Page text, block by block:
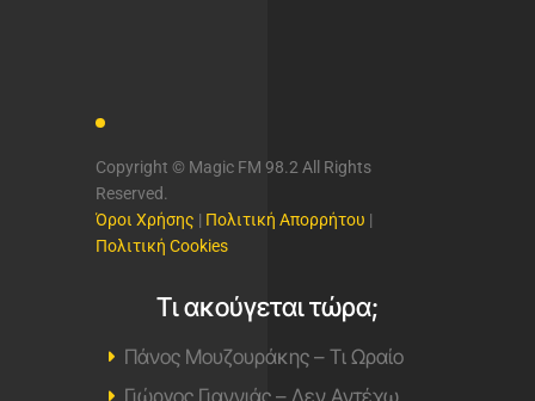
Copyright © Magic FM 98.2 All Rights
Reserved.
Όροι Χρήσης | Πολιτική Απορρήτου |
Πολιτική Cookies
Τι ακούγεται τώρα;
Πάνος Μουζουράκης – Τι Ωραίο
Γιώργος Γιαννιάς – Δεν Αντέχω